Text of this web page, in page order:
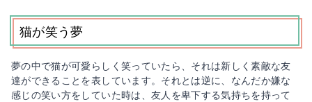
猫が笑う夢
夢の中で猫が可愛らしく笑っていたら、それは新しく素敵な友
達ができることを表しています。それとは逆に、なんだか嫌な
感じの笑い方をしていた時は、友人を卑下する気持ちを持って